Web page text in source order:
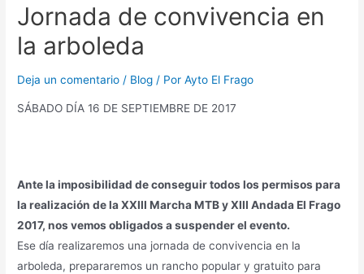
Jornada de convivencia en
la arboleda
Deja un comentario / Blog / PorAyto El Frago
SÁBADO DÍA 16 DE SEPTIEMBRE DE 2017
Ante la imposibilidad de conseguir todos los permisos para
la realización de la XXIII Marcha MTB y XIII Andada El Frago
2017, nos vemos obligados a suspender el evento.
Ese día realizaremos una jornada de convivencia en la
arboleda, prepararemos un rancho popular y gratuito para